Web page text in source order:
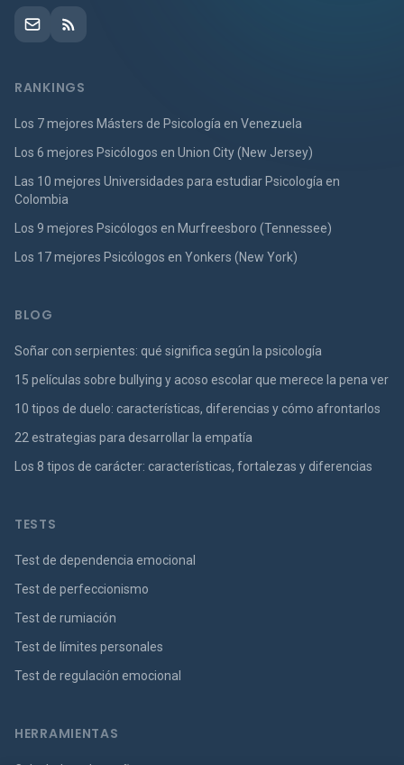
RANKINGS
Los 7 mejores Másters de Psicología en Venezuela
Los 6 mejores Psicólogos en Union City (New Jersey)
Las 10 mejores Universidades para estudiar Psicología en
Colombia
Los 9 mejores Psicólogos en Murfreesboro (Tennessee)
Los 17 mejores Psicólogos en Yonkers (New York)
BLOG
Soñar con serpientes: qué significa según la psicología
15 películas sobre bullying y acoso escolar que merece la pena ver
10 tipos de duelo: características, diferencias y cómo afrontarlos
22 estrategias para desarrollar la empatía
Los 8 tipos de carácter: características, fortalezas y diferencias
TESTS
Test de dependencia emocional
Test de perfeccionismo
Test de rumiación
Test de límites personales
Test de regulación emocional
HERRAMIENTAS